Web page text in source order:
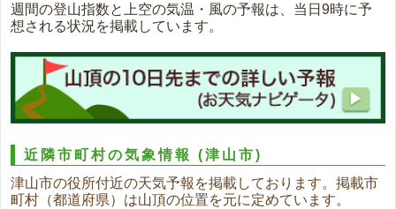
週間の登山指数と上空の気温・風の予報は、当日9時に予
想される状況を掲載しています。
近隣市町村の気象情報(津山市)
津山市の役所付近の天気予報を掲載しております。掲載市
町村（都道府県）は山頂の位置を元に定めています。